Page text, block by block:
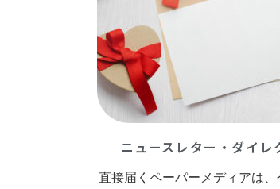
ニュースレター・ダイレ
直接届くペーパーメディアは